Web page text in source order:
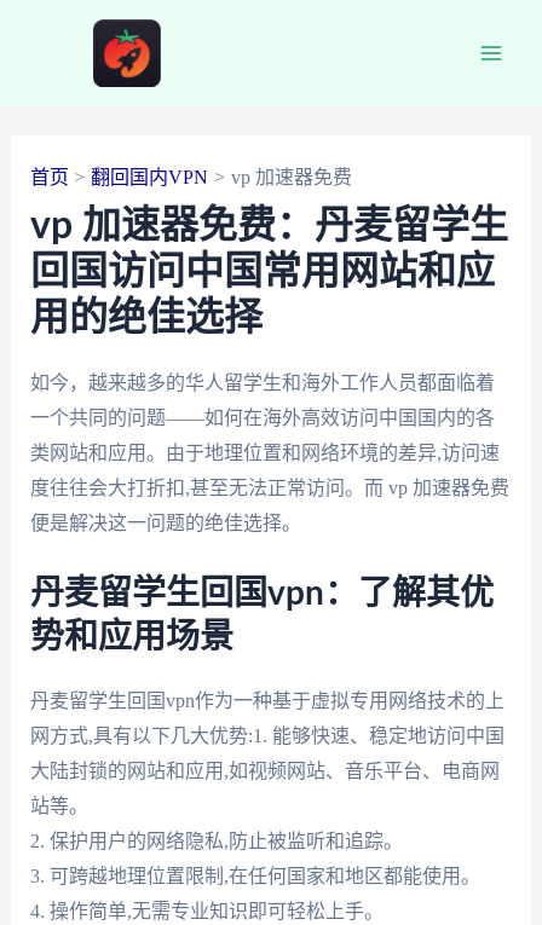
首页 翻回国内VPN vp 加速器免费
vp 加速器免费：丹麦留学生
回国访问中国常用网站和应
用的绝佳选择
如今，越来越多的华人留学生和海外工作人员都面临着
一个共同的问题——如何在海外高效访问中国国内的各
类网站和应用。由于地理位置和网络环境的差异,访问速
度往往会大打折扣,甚至无法正常访问。而 vp 加速器免费
便是解决这一问题的绝佳选择。
丹麦留学生回国vpn：了解其优
势和应用场景
丹麦留学生回国vpn作为一种基于虚拟专用网络技术的上
网方式,具有以下几大优势:1. 能够快速、稳定地访问中国
大陆封锁的网站和应用,如视频网站、音乐平台、电商网
站等。
2. 保护用户的网络隐私,防止被监听和追踪。
3. 可跨越地理位置限制,在任何国家和地区都能使用。
4. 操作简单,无需专业知识即可轻松上手。